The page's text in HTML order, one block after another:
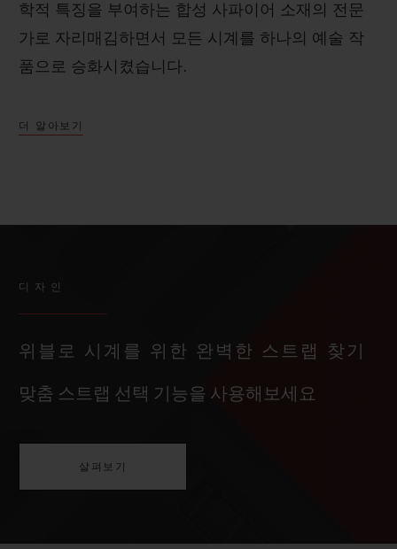
학적 특징을 부여하는 합성 사파이어 소재의 전문
가로 자리매김하면서 모든 시계를 하나의 예술 작
품으로 승화시켰습니다.
더 알아보기
디자인
위블로 시계를 위한 완벽한 스트랩 찾기
맞춤 스트랩 선택 기능을 사용해보세요
살펴보기